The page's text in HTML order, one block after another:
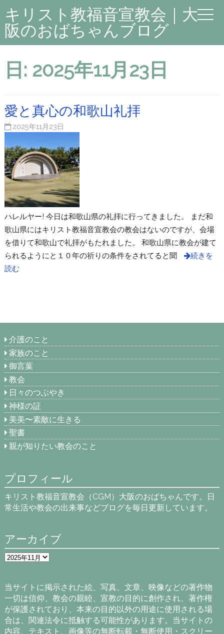
キリスト教福音宣教会｜大
阪のおばちゃんブログ
日: 2025年11月23日
愛と真心の和歌山礼拝
2025年11月23日
ハレルヤー! 今日は和歌山県の礼拝に行ってきました。 まだ和
歌山県にはキリスト教福音宣教会の教会はないのですが、会場
を借りて和歌山で礼拝がもたれました。 和歌山県に教会が建て
られるようにと１０年の祈りの条件をされてると聞
続きを
読む
介護のこと
家族のこと
御言葉
教会
日々のつぶやき
神様の証
美美〜素敵に生きる
聖書
親が知りたい教会のこと
プロフィール
キリスト教福音宣教会（CGM）大阪のおばちゃんです。日
常生活や教会の出来事などブログを毎日更新しています。
アーカイブ
ア
ー
ブ
当サイトに掲示された絵、写真、文章、映像などの著作物
一切は信仰、教会の親睦、宣教の目的に創作され、著作権
が保護されており、本来の目的以外の用途に使用される場
合は、関連法令に抵触する可能性があります。当サイトの
内容、テキスト、画像等の無断転載・無断使用・スクリー